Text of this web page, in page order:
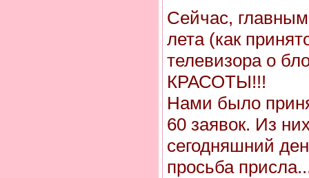
Сейчас,
лета (как
телевизора о
КРАСОТЫ!!!
Нами было
60 заявок. Из
сегодняшний
просьба присла